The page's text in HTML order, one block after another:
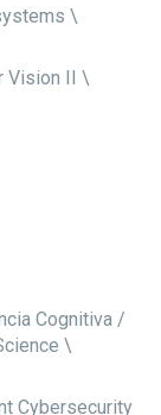
\
Vision II \
Cognitiva /
\
Cybersecurity